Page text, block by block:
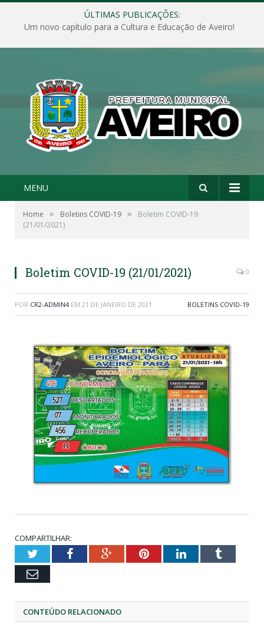
ÚLTIMAS PUBLICAÇÕES:
Um novo capítulo para a Cultura e Educação de Aveiro!
MENU
Home » Boletins COVID-19 »
Boletim COVID-19
(21/01/2021)
Boletim COVID-19 (21/01/2021) 0
POR CR2-ADMIN4 EM 21 DE JANEIRO DE 2021 BOLETINS COVID-19
COMPARTILHAR:
TwitterFacebookGoogle+PinterestLinkedInTumblr
Email
CONTEÚDO RELACIONADO